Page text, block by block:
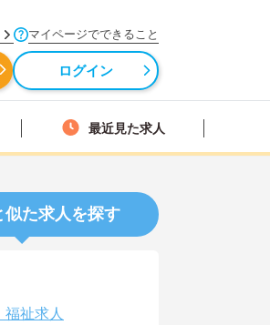
マイページでできること
ログイン
最近見た求人
似た求人を探す
祉求人